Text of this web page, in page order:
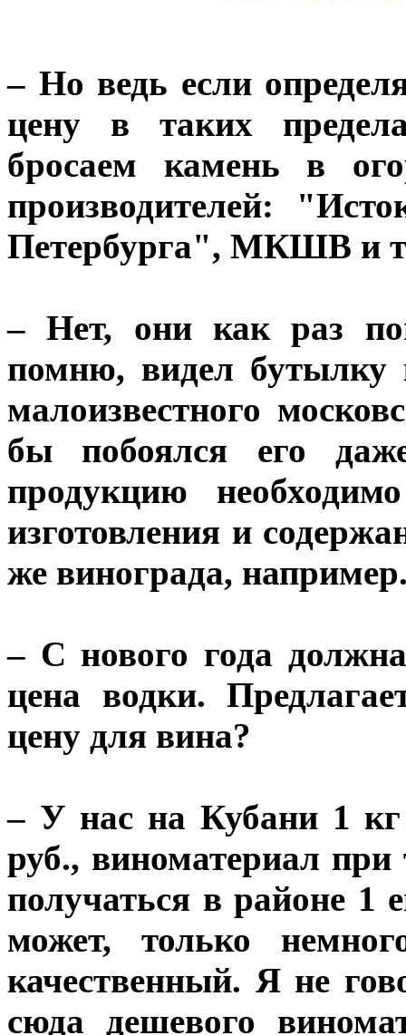
– Но ведь если
цену в таких
бросаем камень в
производителей:
Петербурга", МКШВ и
– Нет, они как раз
помню, видел бутылку
малоизвестного
бы побоялся его
продукцию
изготовления и
же винограда,
– С нового года
цена водки.
цену для вина?
– У нас на Кубани 1 кг
руб., виноматериал при
получаться в районе 1
может, только
качественный. Я не
сюда дешевого